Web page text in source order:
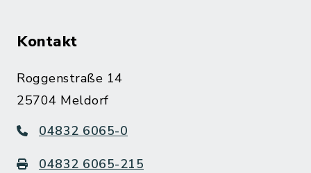
Kontakt
Roggenstraße 14
25704 Meldorf
04832 6065-0
04832 6065-215